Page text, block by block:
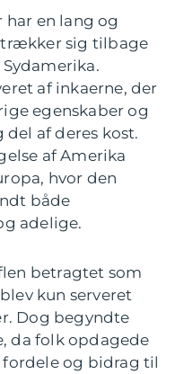
en lang og
sig tilbage
af inkaerne, der
egenskaber og
af deres kost.
af Amerika
hvor den
både
adelige.
betragtet som
kun serveret
Dog begyndte
da folk opdagede
og bidrag til